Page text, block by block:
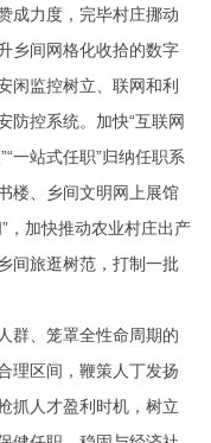
成力度，完毕村庄挪动
乡间网格化收拾的数字
闲监控树立、联网和利
防控系统。加快“互联网
一站式任职”归纳任职系
楼、乡间文明网上展馆
，加快推动农业村庄出产
间旅逛树范，打制一批
、笼罩全性命周期的
理区间，鞭策人丁发扬
抓人才盈利时机，树立